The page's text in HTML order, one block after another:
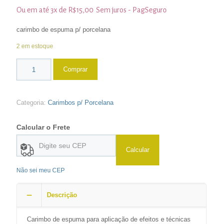
Ou em até 3x de R$15,00 Sem juros - PagSeguro
carimbo de espuma p/ porcelana
2 em estoque
Comprar
Categoria: Carimbos p/ Porcelana
Calcular o Frete
Calcular
Não sei meu CEP
Descrição
Carimbo de espuma para aplicação de efeitos e técnicas